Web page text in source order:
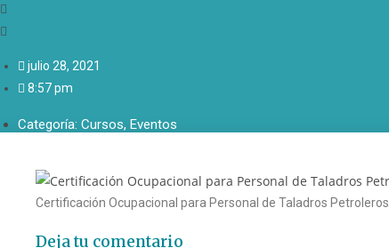
julio 28, 2021
8:57 pm
Categoría: Cursos, Eventos
Certificación Ocupacional para Personal de Taladros Petroleros
Deja tu comentario